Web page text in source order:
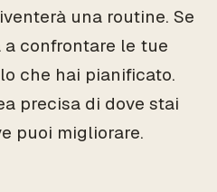
una routine. Se
confrontare le tue
che hai pianificato.
precisa di dove stai
puoi migliorare.